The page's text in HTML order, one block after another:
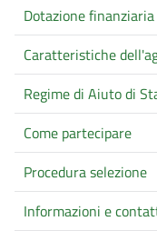
Dotazione finanziaria
Caratteristiche
Regime di Aiuto di
Come partecipare
Procedura selezione
Informazioni e